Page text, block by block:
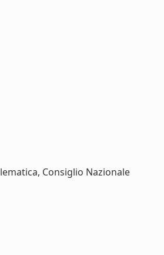
Consiglio Nazionale